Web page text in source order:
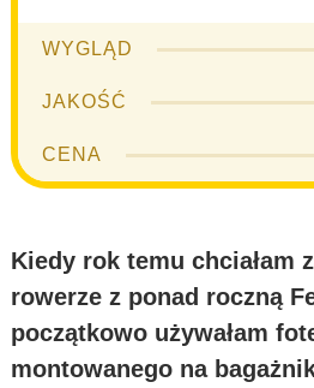
WYGLĄD
JAKOŚĆ
CENA
Kiedy rok temu chciałam
rowerze z ponad roczną
początkowo używałam
montowanego na